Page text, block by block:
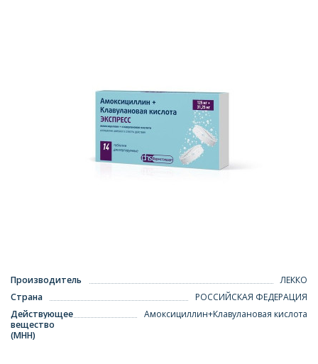
Производитель
ЛЕККО
Страна
РОССИЙСКАЯ ФЕДЕРАЦИЯ
Действующее
вещество
(МНН)
Амоксициллин+Клавулановая кислота